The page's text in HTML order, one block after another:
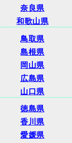
奈良県
和歌山県
鳥取県
島根県
岡山県
広島県
山口県
徳島県
香川県
愛媛県